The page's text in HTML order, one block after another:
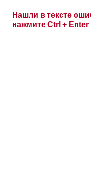
Нашли в тексте
нажмите Ctrl + Enter